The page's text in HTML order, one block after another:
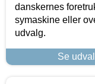
danskernes
symaskine eller
udvalg.
Se